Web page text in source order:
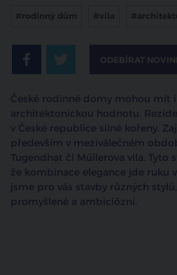
#rodinný dům #vila
ODEBÍRAT
České rodinné domy mohou mít
architektonickou hodnotu.
v České republice silné kořeny.
především v meziválečném
Tugendhat či Müllerova vila. Tyto
že kombinace elegance jde ruku
jsme pro vás stavby různých
promyšlené a ambiciózní.